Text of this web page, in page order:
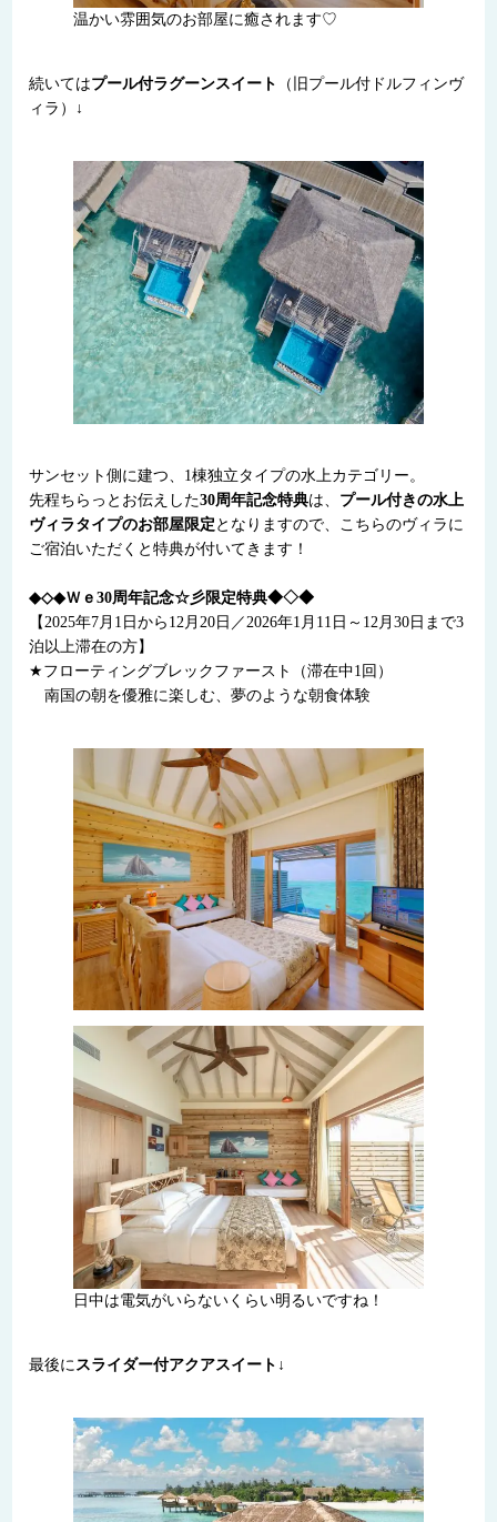
温かい雰囲気のお部屋に癒されます♡
続いてはプール付ラグーンスイート
（旧プール付ドルフィンヴ
ィラ）↓
サンセット側に建つ、1棟独立タイプの水上カテゴリー。
先程ちらっとお伝えした30周年記念特典は、 プール付きの水上
ヴィラタイプのお部屋限定 となりますので、こちらのヴィラに
ご宿泊いただくと特典が付いてきます！
◆◇◆Ｗｅ30周年記念☆彡限定特典◆◇◆
【2025年7月1日から12月20日／2026年1月11日～12月30日まで3
泊以上滞在の方】
★フローティングブレックファースト（滞在中1回）
南国の朝を優雅に楽しむ、夢のような朝食体験
日中は電気がいらないくらい明るいですね！
最後にスライダー付アクアスイート ↓